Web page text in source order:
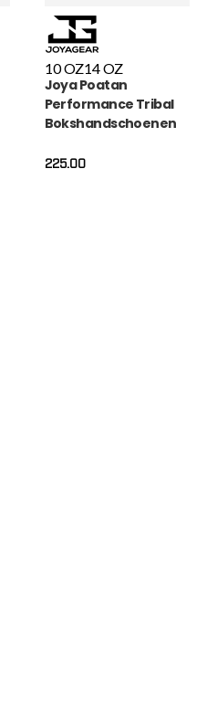
10 OZ14 OZ
Joya Poatan
Performance Tribal
Bokshandschoenen
225.00